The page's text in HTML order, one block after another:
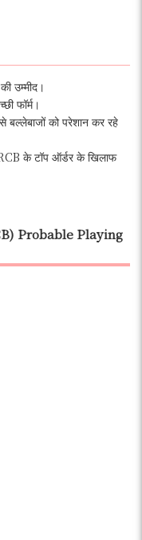
उम्मीद।
फॉर्म।
को परेशान कर रहे
के टॉप ऑर्डर के खिलाफ
Probable Playing